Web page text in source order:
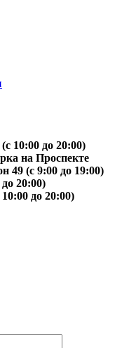
(с 10:00 до 20:00)
на Проспекте
49 (с 9:00 до 19:00)
20:00)
10:00 до 20:00)